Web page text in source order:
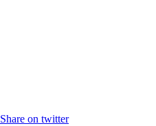
Share on twitter